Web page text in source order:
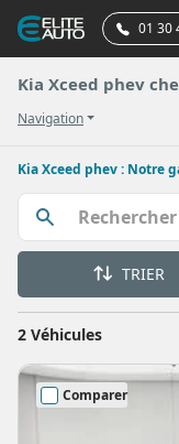
01 30
Kia Xceed phev
Navigation
Kia Xceed phev : Notre
TRIER
2 Véhicules
Comparer